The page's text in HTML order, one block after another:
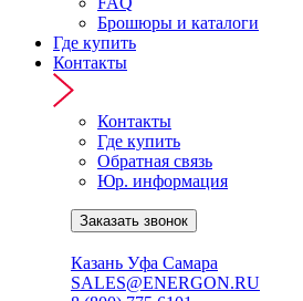
Брошюры и каталоги
Где купить
Контакты
Контакты
Где купить
Обратная связь
Юр. информация
Заказать звонок
Казань Уфа Самара
SALES@ENERGON.RU